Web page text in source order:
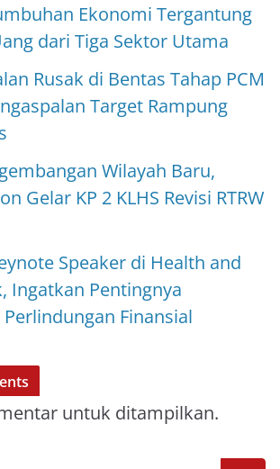
Ekonomi Tergantung
dari Tiga Sektor Utama
Rusak di Bentas Tahap PCM
Target Rampung
Wilayah Baru,
Gelar KP 2 KLHS Revisi RTRW
Speaker di Health and
Ingatkan Pentingnya
Finansial
untuk ditampilkan.